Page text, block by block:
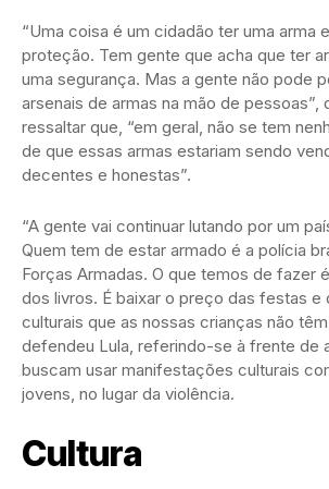
“Uma coisa é um cidadão ter uma arma
proteção. Tem gente que acha que ter
uma segurança. Mas a gente não pode
arsenais de armas na mão de pessoas”,
ressaltar que, “em geral, não se tem
de que essas armas estariam sendo
decentes e honestas”.
“A gente vai continuar lutando por um
Quem tem de estar armado é a polícia
Forças Armadas. O que temos de fazer
dos livros. É baixar o preço das festas e
culturais que as nossas crianças não têm
defendeu Lula, referindo-se à frente de
buscam usar manifestações culturais
jovens, no lugar da violência.
Cultura